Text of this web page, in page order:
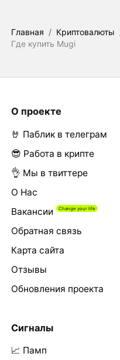
Главная / Криптовалюты
Где купить Mugi
О проекте
🤘 Паблик в телеграм
😎 Работа в крипте
👌 Мы в твиттере
О Нас
Вакансии
Обратная связь
Карта сайта
Отзывы
Обновления проекта
Сигналы
📈 Памп